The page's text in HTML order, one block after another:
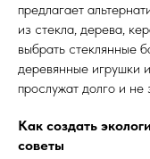
предлагает
из стекла, дерева,
выбрать стеклянные
деревянные игрушки
прослужат долго и не
Как создать
советы